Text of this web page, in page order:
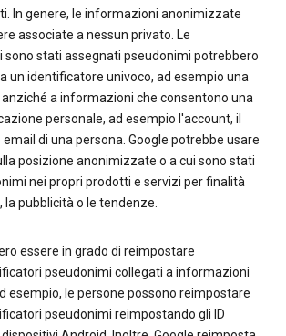
In genere, le informazioni anonimizzate
associate a nessun privato. Le
sono stati assegnati pseudonimi potrebbero
un identificatore univoco, ad esempio una
a informazioni che consentono una
personale, ad esempio l'account, il
di una persona. Google potrebbe usare
posizione anonimizzate o a cui sono stati
nei propri prodotti e servizi per finalità
la pubblicità o le tendenze.
essere in grado di reimpostare
pseudonimi collegati a informazioni
esempio, le persone possono reimpostare
pseudonimi reimpostando gli ID